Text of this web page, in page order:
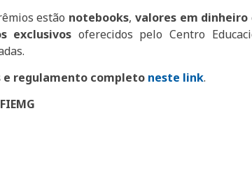
estão notebooks, valores em dinheiro
exclusivos oferecidos pelo Centro
e regulamento completo neste link.